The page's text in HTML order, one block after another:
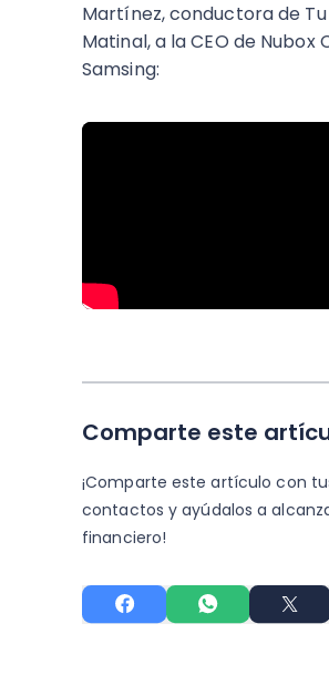
Martínez, conductora de
Matinal, a la CEO de Nubox
Samsing:
Comparte este
¡Comparte este artículo con
contactos y ayúdalos a
financiero!